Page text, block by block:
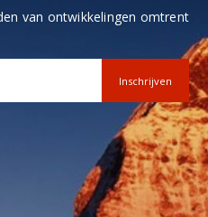
van ontwikkelingen omtrent